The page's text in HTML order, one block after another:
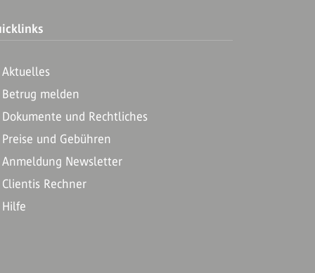
Aktuelles
Betrug melden
Dokumente und Rechtliches
Preise und Gebühren
Anmeldung Newsletter
Clientis Rechner
Hilfe